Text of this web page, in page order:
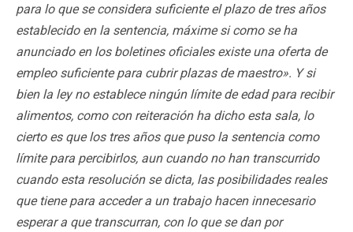
para lo que se considera suficiente el plazo de tres años
establecido en la sentencia, máxime si como se ha
anunciado en los boletines oficiales existe una oferta de
empleo suficiente para cubrir plazas de maestro». Y si
bien la ley no establece ningún límite de edad para recibir
alimentos, como con reiteración ha dicho esta sala, lo
cierto es que los tres años que puso la sentencia como
límite para percibirlos, aun cuando no han transcurrido
cuando esta resolución se dicta, las posibilidades reales
que tiene para acceder a un trabajo hacen innecesario
esperar a que transcurran, con lo que se dan por